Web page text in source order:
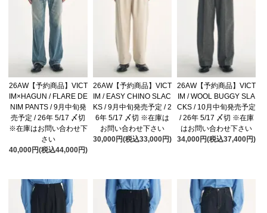
26AW【予約商品】VICT
IM×HAGUN / FLARE DE
NIM PANTS / 9月中旬発
売予定 / 26年 5/17 〆切
※在庫はお問い合わせ下
さい
40,000円(税込44,000円)
26AW【予約商品】VICT
IM / EASY CHINO SLAC
KS / 9月中旬発売予定 / 2
6年 5/17 〆切 ※在庫は
お問い合わせ下さい
30,000円(税込33,000円)
26AW【予約商品】VICT
IM / WOOL BUGGY SLA
CKS / 10月中旬発売予定
/ 26年 5/17 〆切 ※在庫
はお問い合わせ下さい
34,000円(税込37,400円)